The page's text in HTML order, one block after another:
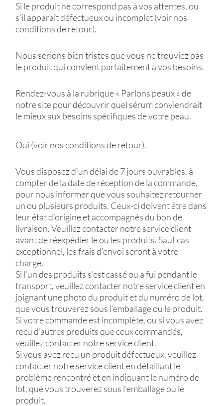
Si le produit ne correspond pas à vos attentes, ou
s’il apparaît défectueux ou incomplet (voir nos
conditions de retour).
Nous serions bien tristes que vous ne trouviez pas
le produit qui convient parfaitement à vos besoins.
Rendez-vous à la rubrique « Parlons peaux » de
notre site pour découvrir quel sérum conviendrait
le mieux aux besoins spécifiques de votre peau.
Oui (voir nos conditions de retour).
Vous disposez d’un délai de 7 jours ouvrables, à
compter de la date de réception de la commande,
pour nous informer que vous souhaitez retourner
un ou plusieurs produits. Ceux-ci doivent être dans
leur état d’origine et accompagnés du bon de
livraison. Veuillez contacter notre service client
avant de réexpédier le ou les produits. Sauf cas
exceptionnel, les frais d’envoi seront à votre
charge.
Si l’un des produits s’est cassé ou a fui pendant le
transport, veuillez contacter notre service client en
joignant une photo du produit et du numéro de lot,
que vous trouverez sous l’emballage ou le produit.
Si votre commande est incomplète, ou si vous avez
reçu d’autres produits que ceux commandés,
veuillez contacter notre service client.
Si vous avez reçu un produit défectueux, veuillez
contacter notre service client en détaillant le
problème rencontré et en indiquant le numéro de
lot, que vous trouverez sous l’emballage ou le
produit.